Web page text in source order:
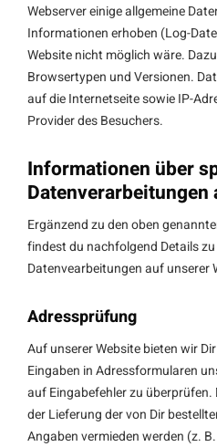
Webserver einige allgemeine
Informationen erhoben (Log-
Website nicht möglich wäre.
Browsertypen und Versionen.
auf die Internetseite sowie IP-
Provider des Besuchers.
Informationen über
Datenverarbeitungen
Ergänzend zu den oben
findest du nachfolgend Details
Datenvearbeitungen auf unserer
Adressprüfung
Auf unserer Website bieten wir
Eingaben in Adressformularen
auf Eingabefehler zu
der Lieferung der von Dir
Angaben vermieden werden (z.